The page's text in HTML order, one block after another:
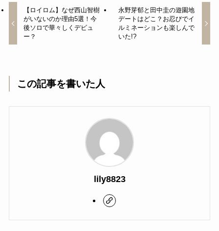
【ロイロム】なぜ西山智樹
がいないのか理由5選！今
後ソロで華々しくデビュ
ー？
永野芽郁と田中圭の遊園地
デートはどこ？お忍びでイ
ルミネーションも楽しんで
いた!?
この記事を書いた人
lily8823